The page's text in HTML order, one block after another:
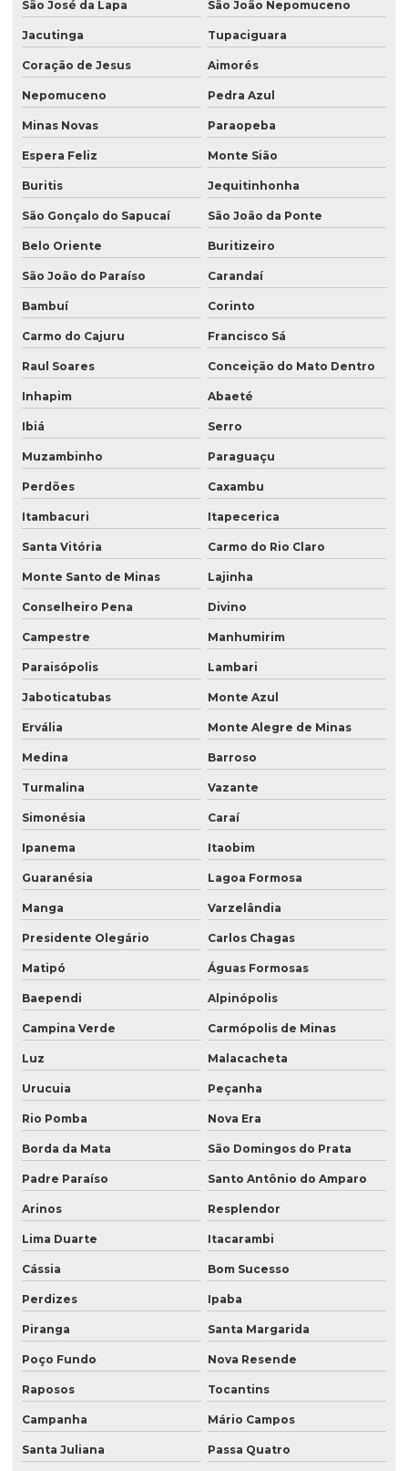
São José da Lapa São João Nepomuceno
Jacutinga Tupaciguara
Coração de Jesus Aimorés
Nepomuceno Pedra Azul
Minas Novas Paraopeba
Espera Feliz Monte Sião
Buritis Jequitinhonha
São Gonçalo do Sapucaí São João da Ponte
Belo Oriente Buritizeiro
São João do Paraíso Carandaí
Bambuí Corinto
Carmo do Cajuru Francisco Sá
Raul Soares Conceição do Mato Dentro
Inhapim Abaeté
Ibiá Serro
Muzambinho Paraguaçu
Perdões Caxambu
Itambacuri Itapecerica
Santa Vitória Carmo do Rio Claro
Monte Santo de Minas Lajinha
Conselheiro Pena Divino
Campestre Manhumirim
Paraisópolis Lambari
Jaboticatubas Monte Azul
Ervália Monte Alegre de Minas
Medina Barroso
Turmalina Vazante
Simonésia Caraí
Ipanema Itaobim
Guaranésia Lagoa Formosa
Manga Varzelândia
Presidente Olegário Carlos Chagas
Matipó Águas Formosas
Baependi Alpinópolis
Campina Verde Carmópolis de Minas
Luz Malacacheta
Urucuia Peçanha
Rio Pomba Nova Era
Borda da Mata São Domingos do Prata
Padre Paraíso Santo Antônio do Amparo
Arinos Resplendor
Lima Duarte Itacarambi
Cássia Bom Sucesso
Perdizes Ipaba
Piranga Santa Margarida
Poço Fundo Nova Resende
Raposos Tocantins
Campanha Mário Campos
Santa Juliana Passa Quatro